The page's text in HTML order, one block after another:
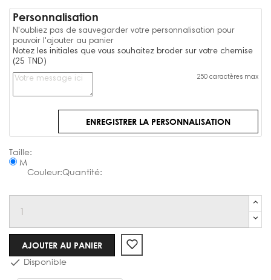
Personnalisation
N'oubliez pas de sauvegarder votre personnalisation pour
pouvoir l'ajouter au panier
Notez les initiales que vous souhaitez broder sur votre chemise
(25 TND)
250 caractères max
ENREGISTRER LA PERSONNALISATION
Chemise
M
AJOUTER AU PANIER
 Disponible